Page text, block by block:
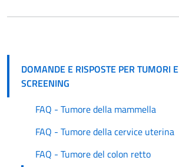
DOMANDE E RISPOSTE PER TUMORI E
SCREENING
FAQ - Tumore della mammella
FAQ - Tumore della cervice uterina
FAQ - Tumore del colon retto